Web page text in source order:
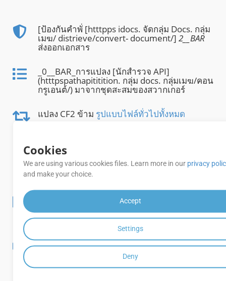
[ป้องกันคําพั่ [htttpps idocs. จัดกลุ่ม Docs. กลุ่ม
เมฆ/ distrieve/convert- document/] 2__BAR
ส่งออกเอกสาร
_0__BAR_การแปลง [นักสํารวจ API]
(htttpspathapititition. กลุ่ม docs. กลุ่มเมฆ/คอน
กรูเอนต์/) มาจากชุดสะสมของสวากเกอร์
แปลง CF2 ข้าม รูปแบบไฟล์ทั่วไปทั้งหมด
แปลง _0___BARMHTML_หน้าโดยหน้า หรือ
[ช่วงของหน้า] (httttpps/docs. กลุ่มผู้ใช้. กลุ่มผู้
ใช้/ distribution/cont-pages/)
[Watermark] (htttps september docs. จัดกลุ่ม
docs. กลุ่มเมฆ/ control/add-watermark/)
0_BARหน้า
[_0__BAR_การแปลง APIIs] (httttps excogs.
roupdocs. กลุ่มเมฆ/คอนกรูเอนต์/queck-
start/) มีความปลอดภัยและต้องการการตรวจ
สอบสิทธิ์
Cookies
We are using various cookies files. Learn more in our privacy
and make your choice.
Accept
Settings
Deny